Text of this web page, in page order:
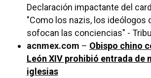
Declaración impactante del
"Como los nazis, los ideólogos
sofocan las conciencias" -
acnmex.com – Obispo chino
León XIV prohibió entrada de
iglesias